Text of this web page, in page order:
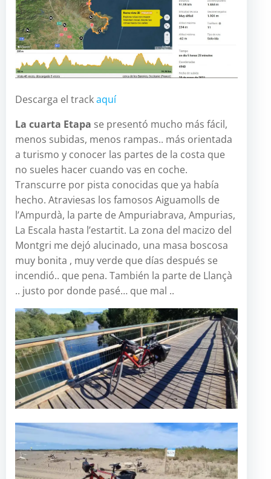
Descarga el trackaquí
La cuarta Etapa se presentó mucho más fácil,
menos subidas, menos rampas.. más orientada
a turismo y conocer las partes de la costa que
no sueles hacer cuando vas en coche.
Transcurre por pista conocidas que ya había
hecho. Atraviesas los famosos Aiguamolls de
l’Ampurdà, la parte de Ampuriabrava, Ampurias,
La Escala hasta l’estartit. La zona del macizo del
Montgri me dejó alucinado, una masa boscosa
muy bonita , muy verde que días después se
incendió.. que pena. También la parte de Llançà
.. justo por donde pasé… que mal ..